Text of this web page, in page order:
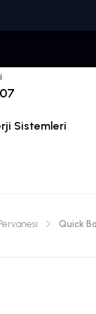
Sistemleri
Quick